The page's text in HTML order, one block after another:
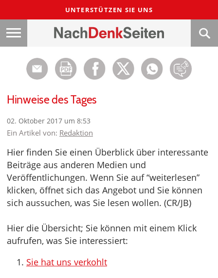
UNTERSTÜTZEN SIE UNS
Hinweise des Tages
02. Oktober 2017 um 8:53
Ein Artikel von: Redaktion
Hier finden Sie einen Überblick über interessante
Beiträge aus anderen Medien und
Veröffentlichungen. Wenn Sie auf “weiterlesen”
klicken, öffnet sich das Angebot und Sie können
sich aussuchen, was Sie lesen wollen. (CR/JB)
Hier die Übersicht; Sie können mit einem Klick
aufrufen, was Sie interessiert:
Sie hat uns verkohlt